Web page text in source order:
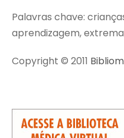
Palavras chave:
aprendizagem,
Copyright © 2011